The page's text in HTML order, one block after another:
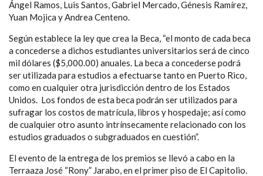
Ángel Ramos, Luis Santos, Gabriel Mercado, Génesis Ramírez,
Yuan Mojica y Andrea Centeno.
Según establece la ley que crea la Beca, “el monto de cada beca
a concederse a dichos estudiantes universitarios será de cinco
mil dólares ($5,000.00) anuales. La beca a concederse podrá
ser utilizada para estudios a efectuarse tanto en Puerto Rico,
como en cualquier otra jurisdicción dentro de los Estados
Unidos. Los fondos de esta beca podrán ser utilizados para
sufragar los costos de matrícula, libros y hospedaje; así como
de cualquier otro asunto intrínsecamente relacionado con los
estudios graduados o subgraduados en cuestión”.
El evento de la entrega de los premios se llevó a cabo en la
Terraaza José “Rony” Jarabo, en el primer piso de El Capitolio.